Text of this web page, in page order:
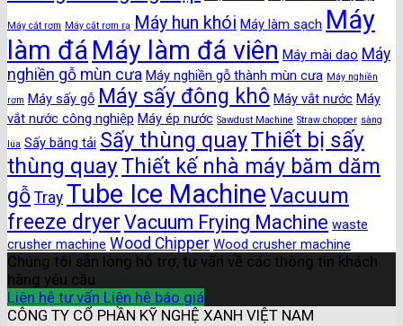
Máy cắt rơm Máy cắt rơm rạ Máy hun khói Máy làm sạch Máy
làm đá Máy làm đá viên Máy mài dao Máy
nghiền gỗ mùn cưa Máy nghiền gỗ thành mùn cưa Máy nghiền
rơm Máy sấy gỗ Máy sấy đông khô Máy vắt nước Máy
vắt nước công nghiệp Máy ép nước Sawdust Machine Straw chopper sàng
lúa Sấy băng tải Sấy thùng quayThiết bị sấy
thùng quayThiết kế nhà máy băm dăm
gỗ Tray Tube Ice MachineVacuum
freeze dryer Vacuum Frying Machine waste
crusher machine Wood Chipper Wood crusher machine
Chúng tôi sẵn lòng hỗ trợ, tư vấn về các thông tin khách
hàng yêu cầu
Liên hệ tư vấn Liên hệ báo giá
CÔNG TY CỔ PHẦN KỸ NGHỆ XANH VIỆT NAM